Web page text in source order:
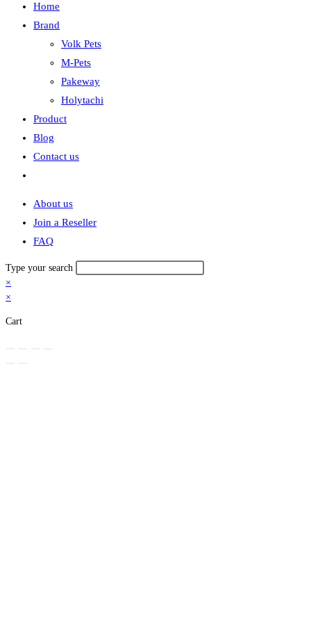
Home
Brand
Volk Pets
M-Pets
Pakeway
Holytachi
Product
Blog
Contact us
search
About us
Join a Reseller
FAQ
Type your search
×
×
Cart